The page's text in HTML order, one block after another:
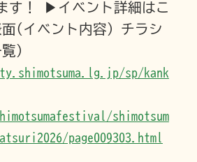
す！ ▶イベント詳細はこ
(イベント内容) チラシ
)
sp/kank
shimotsum
page009303.html